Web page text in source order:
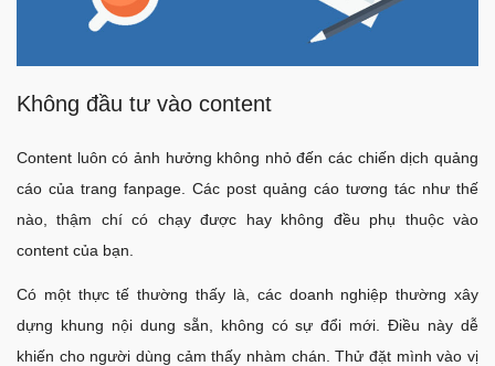
Không đầu tư vào content
Content luôn có ảnh hưởng không nhỏ đến các chiến dịch quảng
cáo của trang fanpage. Các post quảng cáo tương tác như thế
nào, thậm chí có chạy được hay không đều phụ thuộc vào
content của bạn.
Có một thực tế thường thấy là, các doanh nghiệp thường xây
dựng khung nội dung sẵn, không có sự đổi mới. Điều này dễ
khiến cho người dùng cảm thấy nhàm chán. Thử đặt mình vào vị